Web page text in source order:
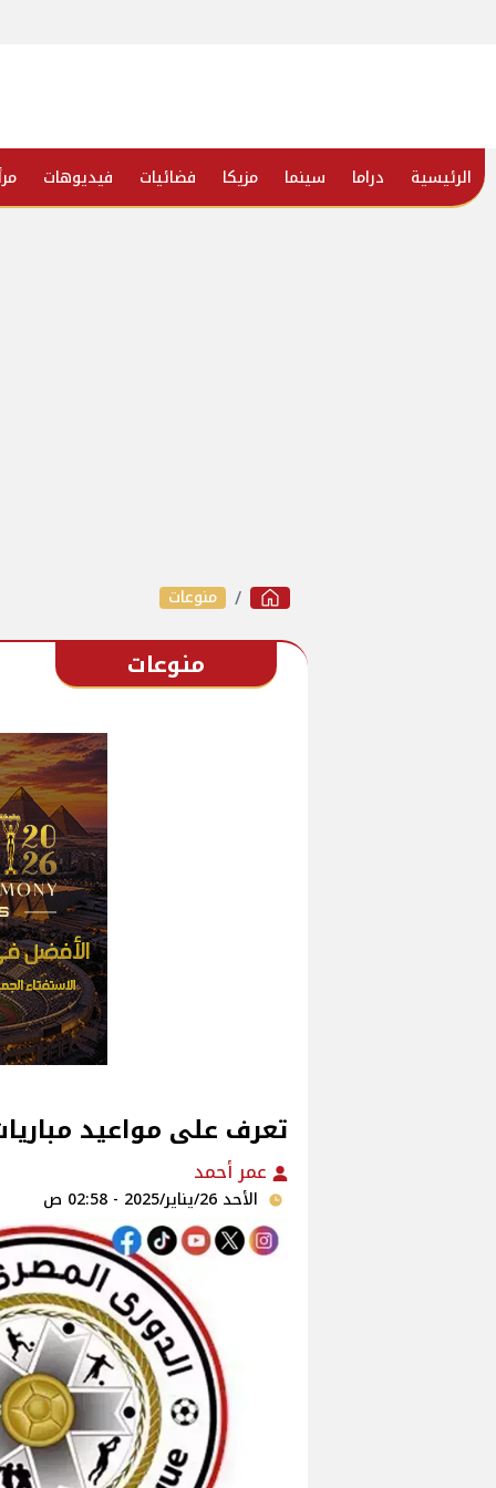
الرئيسية دراما سينما مزيكا فضائيات فيديوهات
منوعات
منوعات
تعرف على مواعيد
عمر أحمد
الأحد 26/يناير/2025 - 02:58 ص